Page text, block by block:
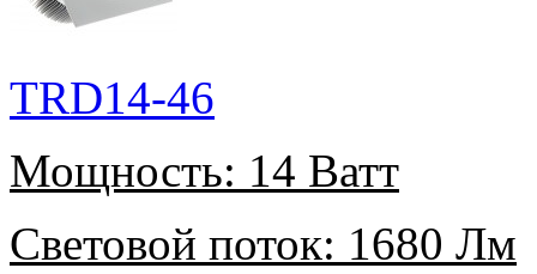
TRD14-46
Мощность: 14 Ватт
Световой поток: 1680 Лм